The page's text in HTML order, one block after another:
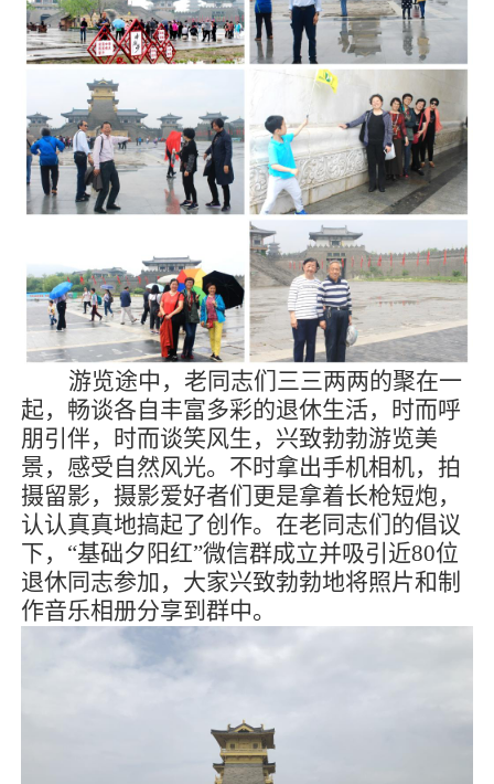
游览途中，老同志们三三两两的聚在一
起，畅谈各自丰富多彩的退休生活，时而呼
朋引伴，时而谈笑风生，兴致勃勃游览美
景，感受自然风光。不时拿出手机相机，拍
摄留影，摄影爱好者们更是拿着长枪短炮，
认认真真地搞起了创作。在老同志们的倡议
下，“基础夕阳红”微信群成立并吸引近80位
退休同志参加，大家兴致勃勃地将照片和制
作音乐相册分享到群中。